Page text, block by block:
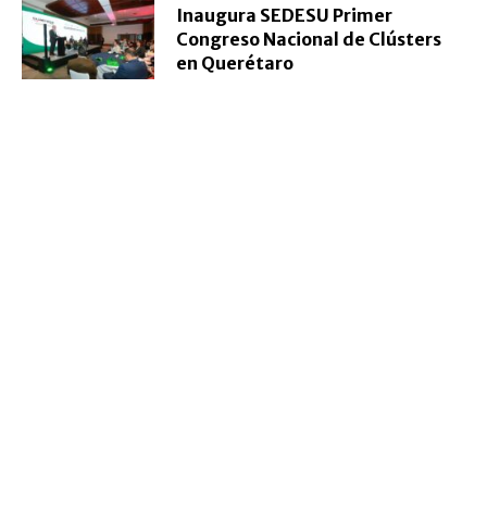
Inaugura SEDESU Primer
Congreso Nacional de Clústers
en Querétaro